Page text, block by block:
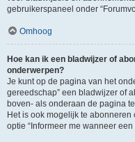
gebruikerspaneel onder
Omhoog
Hoe kan ik een bladwijzer of
onderwerpen?
Je kunt op de pagina van het
gereedschap” een bladwijzer of
boven- als onderaan de pagina te
Het is ook mogelijk te
optie “Informeer me wanneer